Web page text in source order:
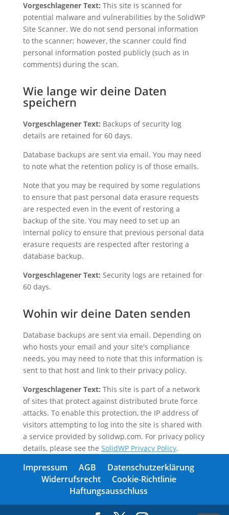
Vorgeschlagener Text: This site is scanned for
potential malware and vulnerabilities by the SolidWP
Site Scanner. We do not send personal information
to the scanner; however, the scanner could find
personal information posted publicly (such as in
comments) during the scan.
Wie lange wir deine Daten
speichern
Vorgeschlagener Text: Backups of security log
details are retained for 60 days.
Database backups are sent via email. You may need
to note what the retention policy is of those emails.
Note that you may be required by some regulations
to ensure that past personal data erasure requests
are respected even in the event of restoring a
backup of the site. You may need to set up an
internal policy to ensure that previous personal data
erasure requests are respected after restoring a
database backup.
Vorgeschlagener Text: Security logs are retained for
60 days.
Wohin wir deine Daten senden
Database backups are sent via email. Depending on
who hosts your email and your site's compliance
needs, you may need to note that this information is
sent to that host and link to their privacy policy.
Vorgeschlagener Text: This site is part of a network
of sites that protect against distributed brute force
attacks. To enable this protection, the IP address of
visitors attempting to log into the site is shared with
a service provided by solidwp.com. For privacy policy
details, please see the SolidWP Privacy Policy.
Impressum AGB
Datenschutzerklärung
Widerrufsrecht
Cookie-Richtlinie
Haftungsausschluss